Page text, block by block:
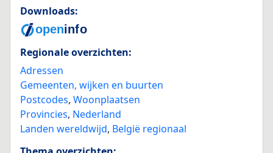
Downloads:
Regionale overzichten:
Adressen
Gemeenten, wijken en buurten
Postcodes, Woonplaatsen
Provincies, Nederland
Landen wereldwijd, België regionaal